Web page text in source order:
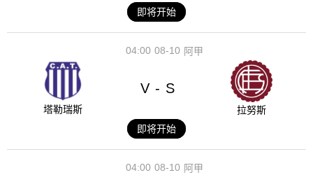
即将开始
08-10
04:00 阿甲
塔勒瑞斯
V - S
拉努斯
即将开始
08-10
04:00 阿甲